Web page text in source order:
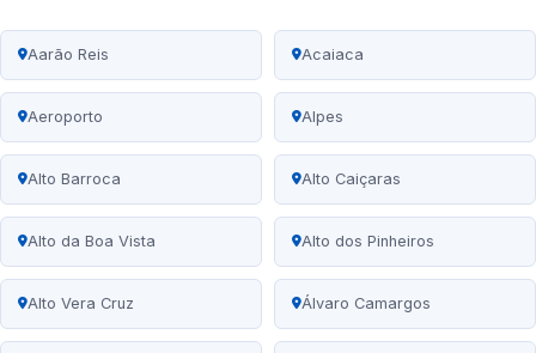
Aarão Reis Acaiaca
Aeroporto Alpes
Alto Barroca Alto Caiçaras
Alto da Boa Vista Alto dos Pinheiros
Alto Vera Cruz Álvaro Camargos